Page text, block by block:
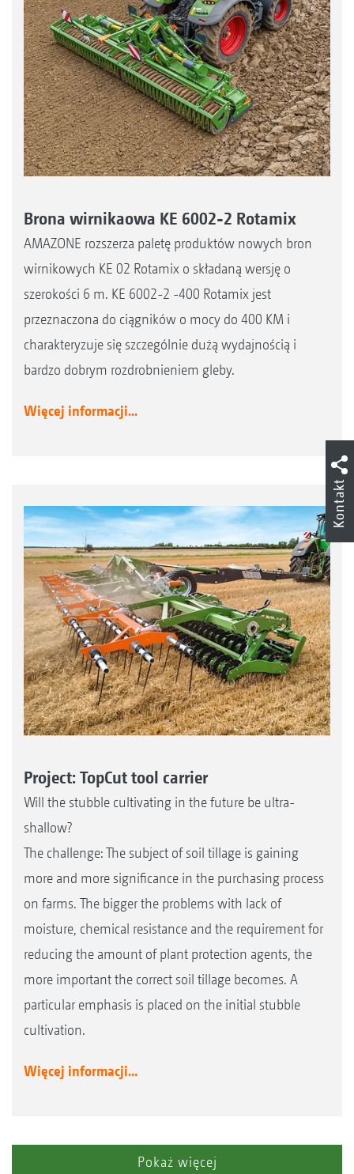
Brona wirnikaowa KE 6002-2 Rotamix
AMAZONE rozszerza paletę produktów nowych bron
wirnikowych KE 02 Rotamix o składaną wersję o
szerokości 6 m. KE 6002-2 -400 Rotamix jest
przeznaczona do ciągników o mocy do 400 KM i
charakteryzuje się szczególnie dużą wydajnością i
bardzo dobrym rozdrobnieniem gleby.
Więcej informacji...
Project: TopCut tool carrier
Will the stubble cultivating in the future be ultra-
shallow?
The challenge: The subject of soil tillage is gaining
more and more significance in the purchasing process
on farms. The bigger the problems with lack of
moisture, chemical resistance and the requirement for
reducing the amount of plant protection agents, the
more important the correct soil tillage becomes. A
particular emphasis is placed on the initial stubble
cultivation.
Więcej informacji...
Pokaż więcej
Kontakt